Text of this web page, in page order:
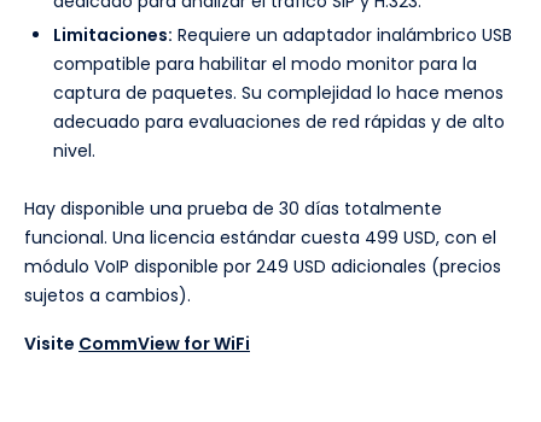
Limitaciones: Requiere un adaptador inalámbrico USB
compatible para habilitar el modo monitor para la
captura de paquetes. Su complejidad lo hace menos
adecuado para evaluaciones de red rápidas y de alto
nivel.
Hay disponible una prueba de 30 días totalmente
funcional. Una licencia estándar cuesta 499 USD, con el
módulo VoIP disponible por 249 USD adicionales (precios
sujetos a cambios).
Visite CommView for WiFi